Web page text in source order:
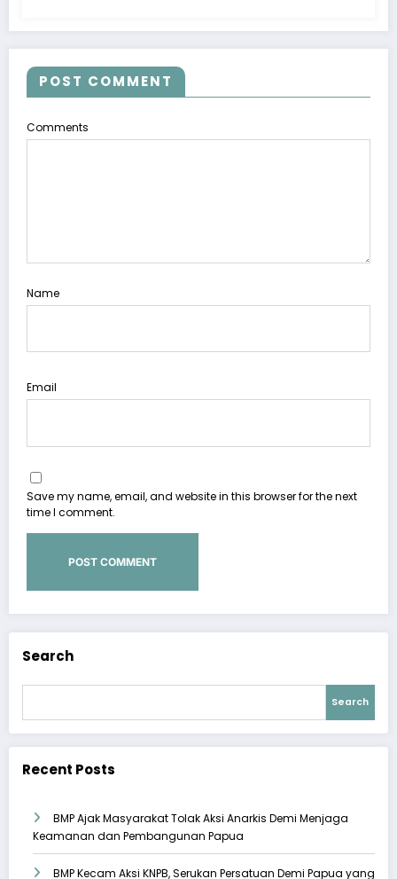
POST COMMENT
Comments
Name
Email
Save my name, email, and website in this browser for the next
time I comment.
Search
Search
Recent Posts
BMP Ajak Masyarakat Tolak Aksi Anarkis Demi Menjaga
Keamanan dan Pembangunan Papua
BMP Kecam Aksi KNPB, Serukan Persatuan Demi Papua yang